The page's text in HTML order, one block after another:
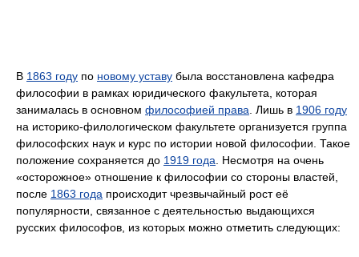
В 1863 году по новому уставу была восстановлена кафедра
философии в рамках юридического факультета, которая
занималась в основном философией права . Лишь в 1906 году
на историко-филологическом факультете организуется группа
философских наук и курс по истории новой философии. Такое
положение сохраняется до 1919 года . Несмотря на очень
«осторожное» отношение к философии со стороны властей,
после 1863 года происходит чрезвычайный рост её
популярности, связанное с деятельностью выдающихся
русских философов, из которых можно отметить следующих: